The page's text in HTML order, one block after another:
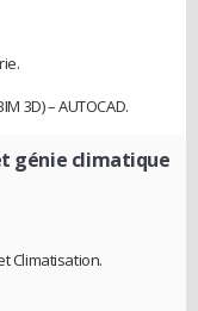
3D) – AUTOCAD.
génie climatique
Climatisation.